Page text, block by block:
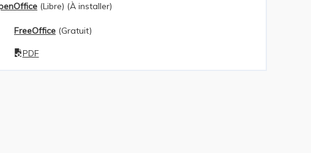
(Libre) (À installer)
FreeOffice (Gratuit)
PDF